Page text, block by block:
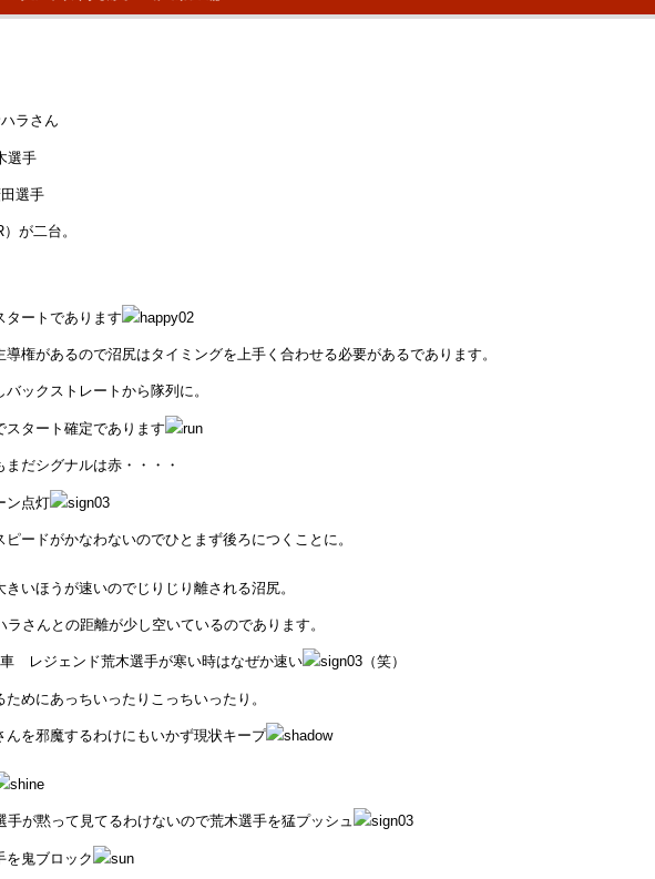
ラさん
選手
選手
が二台。
タートであります
権があるので沼尻はタイミングを上手く合わせる必要があるであります。
ックストレートから隊列に。
タート確定であります
だシグナルは赤・・・・
ン点灯
ードがかなわないのでひとまず後ろにつくことに。
いほうが速いのでじりじり離される沼尻。
んとの距離が少し空いているのであります。
レジェンド荒木選手が寒い時はなぜか速い （笑）
めにあっちいったりこっちいったり。
を邪魔するわけにもいかず現状キープ
が黙って見てるわけないので荒木選手を猛プッシュ
を鬼ブロック